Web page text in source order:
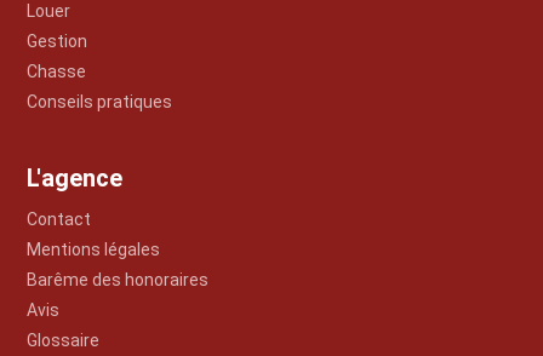
Louer
Gestion
Chasse
Conseils pratiques
L'agence
Contact
Mentions légales
Barême des honoraires
Avis
Glossaire